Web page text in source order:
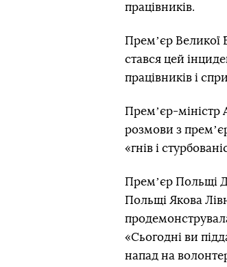
працівників.
Премʼєр Великої
стався цей
працівників і
Премʼєр-міністр
розмови з
«гнів і
Премʼєр Польщі
Польщі Якова
«Сьогодні ви
напад на